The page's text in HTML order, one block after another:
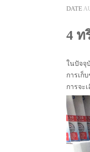
DATE
4 ท
ในปัจจุ
การเก็
การจะ